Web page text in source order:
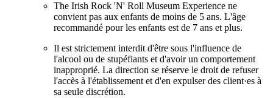
The Irish Rock 'N' Roll Museum Experience ne
convient pas aux enfants de moins de 5 ans. L'âge
recommandé pour les enfants est de 7 ans et plus.
Il est strictement interdit d'être sous l'influence de
l'alcool ou de stupéfiants et d'avoir un comportement
inapproprié. La direction se réserve le droit de refuser
l'accès à l'établissement et d'en expulser des client·es à
sa seule discrétion.